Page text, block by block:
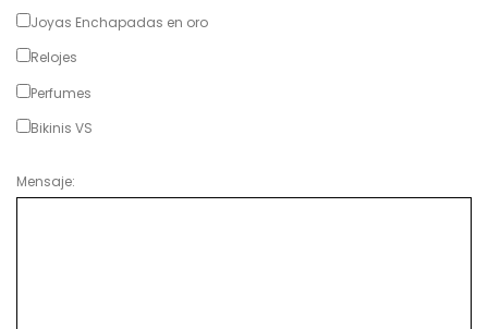
Joyas Enchapadas en oro
Relojes
Perfumes
Bikinis VS
Mensaje: